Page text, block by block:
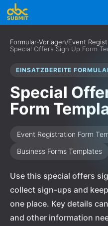
Formular-Vorlagen/Event
Special Offers Sign Up Form
EINSATZBEREITE
Special
Form
Event Registration Form
Business Forms Templates
Use this special offers
collect sign-ups and
one place. Key details
and other information